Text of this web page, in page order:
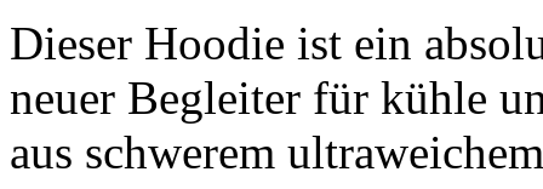
Dieser Hoodie ist ein
neuer Begleiter für kühle
aus schwerem